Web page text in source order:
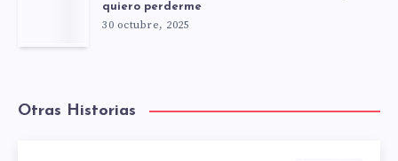
quiero perderme
30 octubre, 2025
Otras Historias